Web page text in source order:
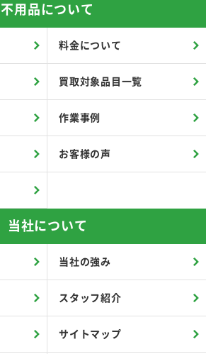
不用品について
料金について
買取対象品目一覧
作業事例
お客様の声
当社について
当社の強み
スタッフ紹介
サイトマップ